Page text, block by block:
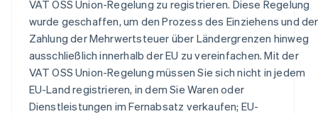
VAT OSS Union-Regelung zu registrieren. Diese Regelung
wurde geschaffen, um den Prozess des Einziehens und der
Zahlung der Mehrwertsteuer über Ländergrenzen hinweg
ausschließlich innerhalb der EU zu vereinfachen. Mit der
VAT OSS Union-Regelung müssen Sie sich nicht in jedem
EU-Land registrieren, in dem Sie Waren oder
Dienstleistungen im Fernabsatz verkaufen; EU-